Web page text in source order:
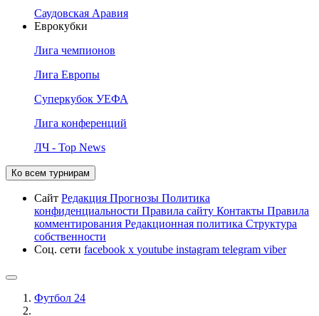
Саудовская Аравия
Еврокубки
Лига чемпионов
Лига Европы
Суперкубок УЕФА
Лига конференций
ЛЧ - Top News
Ко всем турнирам
Сайт Редакция Прогнозы Политика
конфиденциальности Правила сайту Контакты Правила
комментирования Редакционная политика Структура
собственности
Соц. сети facebook x youtube instagram telegram viber
Футбол 24